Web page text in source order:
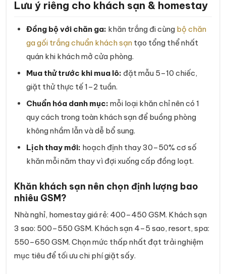
Lưu ý riêng cho khách sạn & homestay
Đồng bộ với chăn ga: khăn trắng đi cùng bộ chăn
ga gối trắng chuẩn khách sạn tạo tổng thể nhất
quán khi khách mở cửa phòng.
Mua thử trước khi mua lô: đặt mẫu 5–10 chiếc,
giặt thử thực tế 1–2 tuần.
Chuẩn hóa danh mục: mỗi loại khăn chỉ nên có 1
quy cách trong toàn khách sạn để buồng phòng
không nhầm lẫn và dễ bổ sung.
Lịch thay mới: hoạch định thay 30–50% cơ số
khăn mỗi năm thay vì đợi xuống cấp đồng loạt.
Khăn khách sạn nên chọn định lượng bao
nhiêu GSM?
Nhà nghỉ, homestay giá rẻ: 400–450 GSM. Khách sạn
3 sao: 500–550 GSM. Khách sạn 4–5 sao, resort, spa:
550–650 GSM. Chọn mức thấp nhất đạt trải nghiệm
mục tiêu để tối ưu chi phí giặt sấy.